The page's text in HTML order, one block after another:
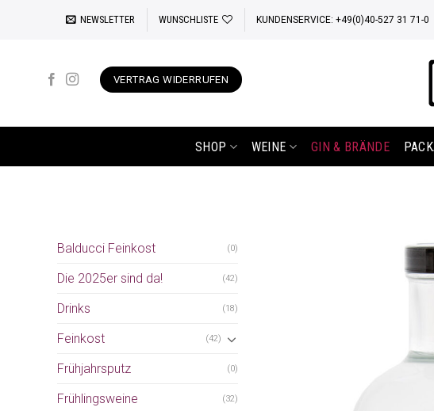
NEWSLETTER WUNSCHLISTE KUNDENSERVICE: +49(0)40-527 31 71-0
VERTRAG WIDERRUFEN
SHOP WEINE GIN & BRÄNDE
Balducci Feinkost (0)
Die 2025er sind da! (42)
Drinks (18)
Feinkost (42)
Frühjahrsputz (0)
Frühlingsweine (32)